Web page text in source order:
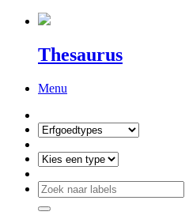
Thesaurus
Menu